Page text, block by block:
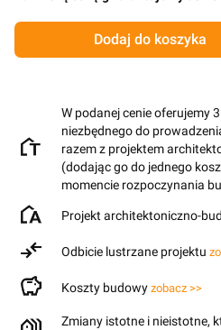
Dodaj do koszyka
W podanej cenie oferujemy
niezbędnego do
razem z projektem
(dodając go do jednego
momencie rozpoczynania
Projekt architektoniczno-
Odbicie lustrzane projektu
Koszty budowy zobacz >>
Zmiany istotne i nieistotne,